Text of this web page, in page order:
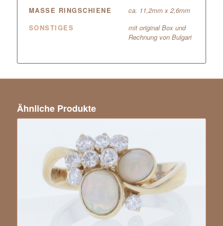
MASSE RINGSCHIENE
ca. 11,2mm x 2,6mm
SONSTIGES
mit original Box und
Rechnung von Bulgari
Ähnliche Produkte